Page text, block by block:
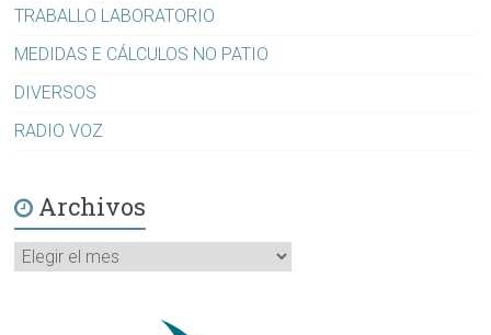
TRABALLO LABORATORIO
MEDIDAS E CÁLCULOS NO PATIO
DIVERSOS
RADIO VOZ
Archivos
Archivos